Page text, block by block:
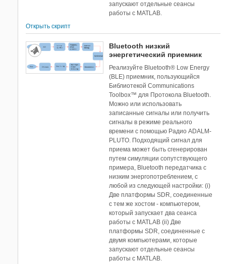
запускают отдельные сеансы
работы с MATLAB.
Открыть скрипт
Bluetooth низкий
энергетический приемник
Реализуйте Bluetooth® Low Energy
(BLE) приемник, пользующийся
Библиотекой Communications
Toolbox™ для Протокола Bluetooth.
Можно или использовать
записанные сигналы или получить
сигналы в режиме реального
времени с помощью Радио ADALM-
PLUTO. Подходящий сигнал для
приема может быть сгенерирован
путем симуляции сопутствующего
примера, Bluetooth передатчика с
низким энергопотреблением, с
любой из следующей настройки: (i)
Две платформы SDR, соединенные
с тем же хостом - компьютером,
который запускает два сеанса
работы с MATLAB (ii) Две
платформы SDR, соединенные с
двумя компьютерами, которые
запускают отдельные сеансы
работы с MATLAB.